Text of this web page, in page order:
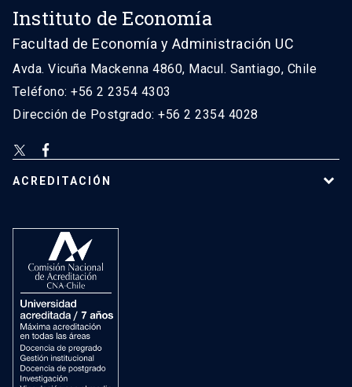
Instituto de Economía
Facultad de Economía y Administración UC
Avda. Vicuña Mackenna 4860, Macul. Santiago, Chile
Teléfono: +56 2 2354 4303
Dirección de Postgrado: +56 2 2354 4028
ACREDITACIÓN